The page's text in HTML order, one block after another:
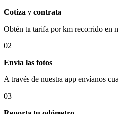
Cotiza y contrata
Obtén tu tarifa por km recorrido en
02
Envía las fotos
A través de nuestra app envíanos
03